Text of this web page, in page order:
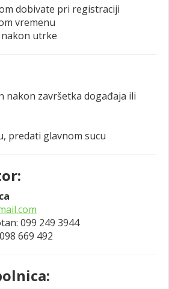
dobivate pri registraciji
vremenu
nakon utrke
nakon završetka događaja ili
predati glavnom sucu
099 249 3944
669 492